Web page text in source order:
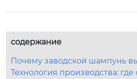
содержание
Почему заводской шампунь
Технология производства: